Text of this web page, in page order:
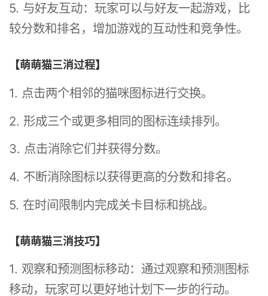
5. 与好友互动：玩家可以与好友一起游戏，比
较分数和排名，增加游戏的互动性和竞争性。
【萌萌猫三消过程】
1. 点击两个相邻的猫咪图标进行交换。
2. 形成三个或更多相同的图标连续排列。
3. 点击消除它们并获得分数。
4. 不断消除图标以获得更高的分数和排名。
5. 在时间限制内完成关卡目标和挑战。
【萌萌猫三消技巧】
1. 观察和预测图标移动：通过观察和预测图标
移动，玩家可以更好地计划下一步的行动。